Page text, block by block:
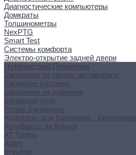
Диагностические компьютеры
Домкраты
Толщинометры
NexPTG
Smart Test
Системы комфорта
Электро-открытие задней двери
Путешествия Перевозка
Багажники на крышу автомобиля
Багажные системы
Багажники на рейлинги
Багажные дуги
Упоры багажника
Адаптеры для багажника -
Автобоксы на Крышу
AT Tuning
Atlant
Broomer